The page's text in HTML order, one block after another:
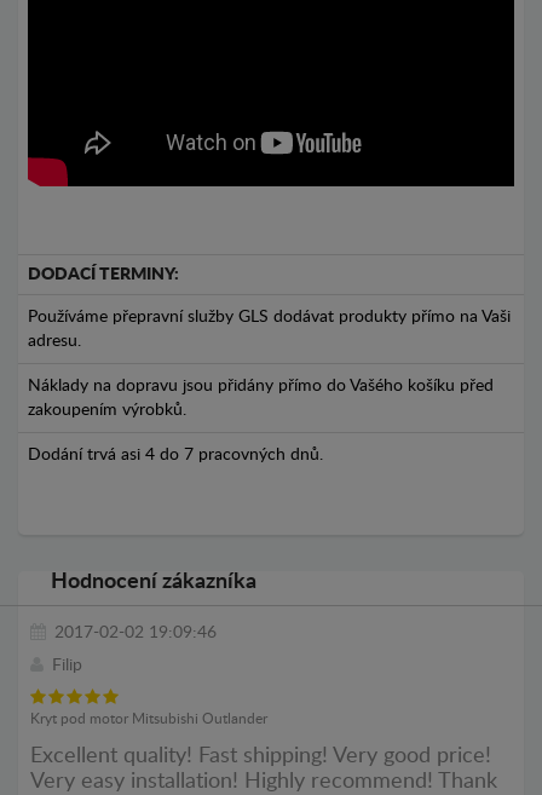
DODACÍ TERMINY:
Používáme přepravní služby GLS dodávat produkty přímo na Vaši
adresu.
Náklady na dopravu jsou přidány přímo do Vašého košíku před
zakoupením výrobků.
Dodání trvá asi 4 do 7 pracovných dnů.
Hodnocení zákazníka
2017-02-02 19:09:46
Filip
Kryt pod motor Mitsubishi Outlander
Excellent quality! Fast shipping! Very good price!
Very easy installation! Highly recommend! Thank